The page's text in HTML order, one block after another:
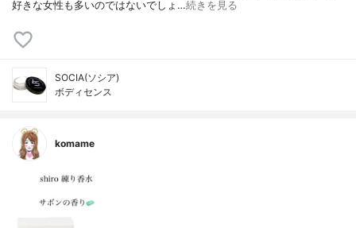
好きな女性も多いのではないでしょ…続きを見る
SOCIA(ソシア)
ボディセンス
komame